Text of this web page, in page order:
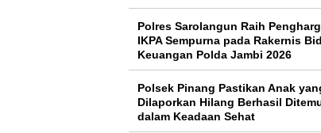
Polres Sarolangun Raih
IKPA Sempurna pada Rakernis
Keuangan Polda Jambi 2026
Polsek Pinang Pastikan Anak
Dilaporkan Hilang Berhasil
dalam Keadaan Sehat